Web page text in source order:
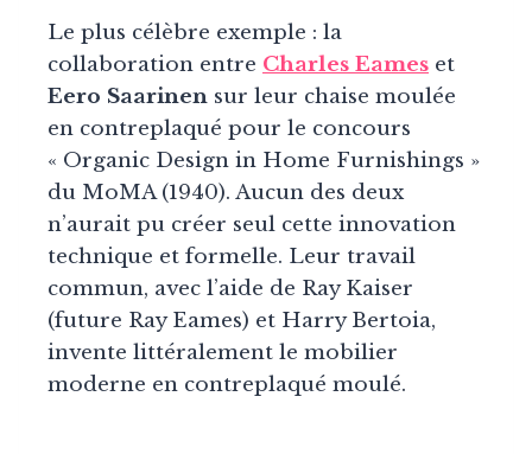
Le plus célèbre exemple : la
collaboration entre Charles Eames et
Eero Saarinen sur leur chaise moulée
en contreplaqué pour le concours
« Organic Design in Home Furnishings »
du MoMA (1940). Aucun des deux
n’aurait pu créer seul cette innovation
technique et formelle. Leur travail
commun, avec l’aide de Ray Kaiser
(future Ray Eames) et Harry Bertoia,
invente littéralement le mobilier
moderne en contreplaqué moulé.